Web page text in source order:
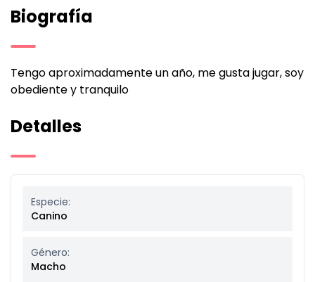
Biografía
Tengo aproximadamente un año, me gusta jugar, soy
obediente y tranquilo
Detalles
Especie:
Canino
Género:
Macho